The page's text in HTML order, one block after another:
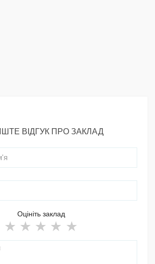
ВІДГУК ПРО ЗАКЛАД
Оцініть заклад